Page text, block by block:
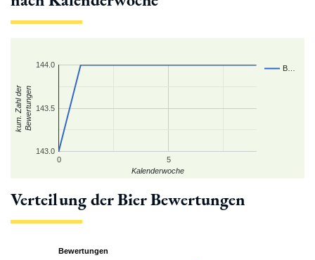
B…
0 5
143.0
143.5
144.0
Kalenderwoche
kum. Zahl derBewertungen
Verteilung der Bier Bewertungen
Bewertungen